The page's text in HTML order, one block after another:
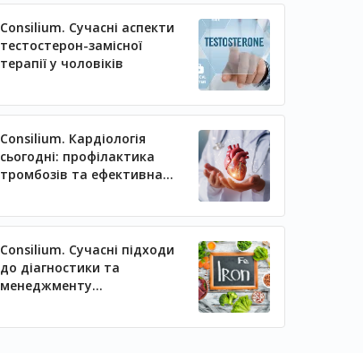
Consilium. Сучасні аспекти
тестостерон-замісної
терапії у чоловіків
Consilium. Кардіологія
сьогодні: профілактика
тромбозів та ефективна
Consilium. Сучасні підходи
до діагностики та
менеджменту